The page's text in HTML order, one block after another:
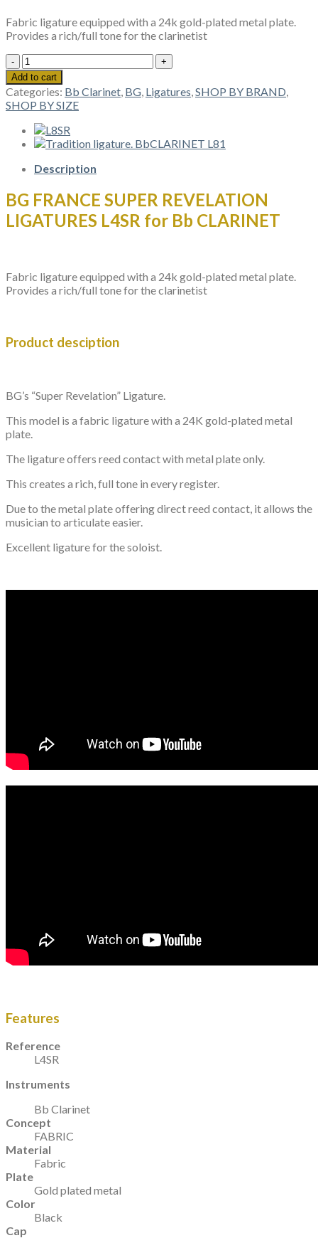
Fabric ligature equipped with a 24k gold-plated metal plate.
Provides a rich/full tone for the clarinetist
BG
FRANCE
SUPER
REVELATION
LIGATURES
L4SR
Bb
CLARINET
quantity
Add to cart
Categories: Bb Clarinet, BG, Ligatures,SHOP BY BRAND,
SHOP BY SIZE
Description
BG FRANCE SUPER REVELATION
LIGATURES L4SR for Bb CLARINET
Fabric ligature equipped with a 24k gold-plated metal plate.
Provides a rich/full tone for the clarinetist
Product desciption
BG’s “Super Revelation” Ligature.
This model is a fabric ligature with a 24K gold-plated metal
plate.
The ligature offers reed contact with metal plate only.
This creates a rich, full tone in every register.
Due to the metal plate offering direct reed contact, it allows the
musician to articulate easier.
Excellent ligature for the soloist.
Features
Reference
L4SR
Instruments
Bb Clarinet
Concept
FABRIC
Material
Fabric
Plate
Gold plated metal
Color
Black
Cap